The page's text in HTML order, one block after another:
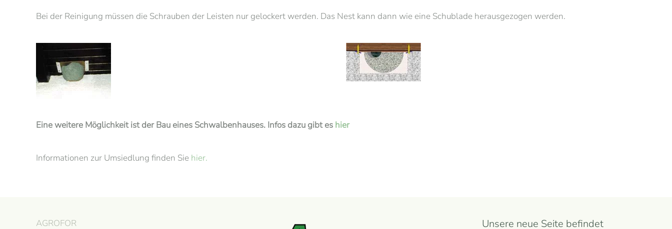
Bei der Reinigung müssen die Schrauben der Leisten nur gelockert werden. Das Nest kann dann wie eine Schublade herausgezogen werden.
Eine weitere Möglichkeit ist der Bau eines Schwalbenhauses. Infos dazu gibt es hier
Informationen zur Umsiedlung finden Sie hier.
AGROFOR Unsere neue Seite befindet